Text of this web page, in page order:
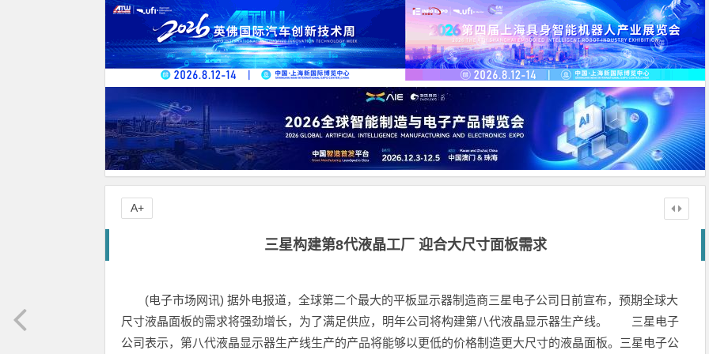
三星构建第8代液晶工厂 迎合大尺寸面板需求
(电子市场网讯) 据外电报道，全球第二个最大的平板显示器制造商三星电子公司日前宣布，预期全球大
尺寸液晶面板的需求将强劲增长，为了满足供应，明年公司将构建第八代液晶显示器生产线。 三星电子
公司表示，第八代液晶显示器生产线生产的产品将能够以更低的价格制造更大尺寸的液晶面板。三星电子公
A+